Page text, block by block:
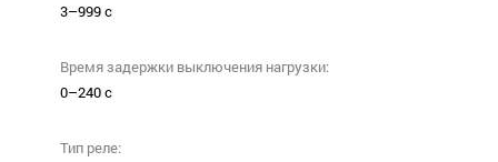
3–999 с
Время задержки выключения нагрузки:
0–240 с
Тип реле: